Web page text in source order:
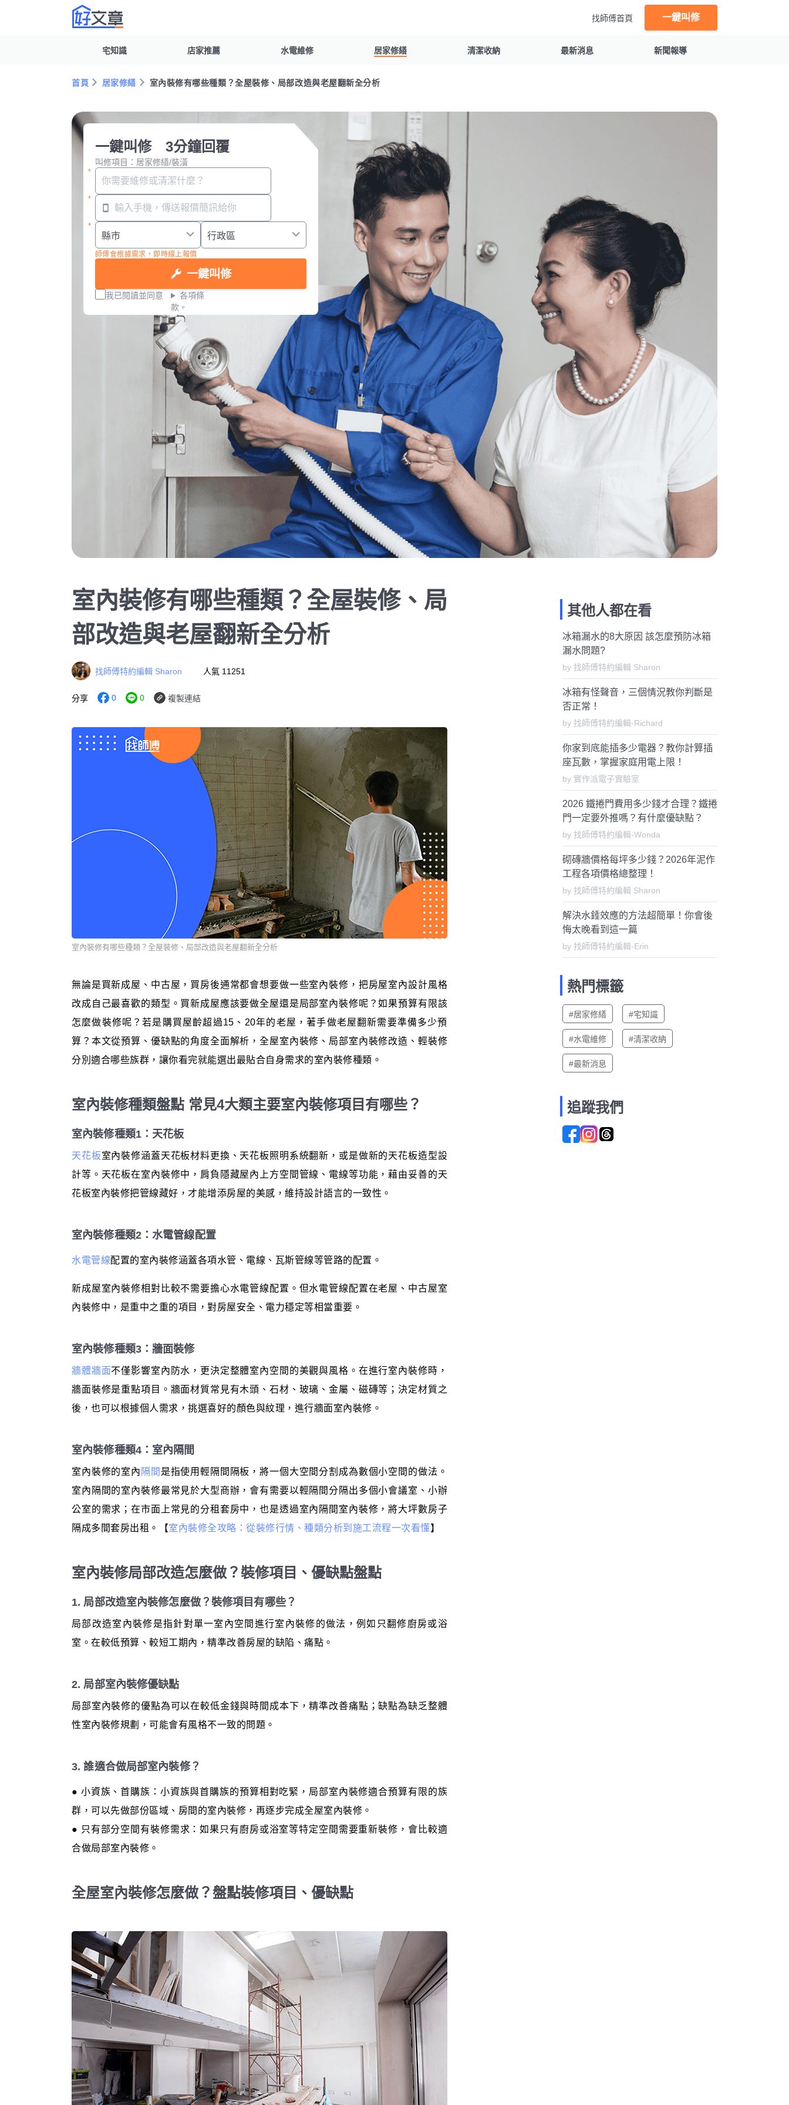
找師傅首頁 一鍵叫修
宅知識 店家推薦 水電維修 居家修繕 清潔收納 最新消息 新聞報導
首頁 居家修繕 室內裝修有哪些種類？全屋裝修、局部改造與老屋翻新全分析
一鍵叫修 3分鐘回覆
叫修項目：居家修繕/裝潢
師傅會根據需求，即時線上報價
一鍵叫修
我已閱讀並同意
各項條
款。
室內裝修有哪些種類？全屋裝修、局
部改造與老屋翻新全分析
找師傅特約編輯 Sharon 人氣 11251
分享 0 0 複製連結
室內裝修有哪些種類？全屋裝修、局部改造與老屋翻新全分析
無論是買新成屋、中古屋，買房後通常都會想要做一些室內裝修，把房屋室內設計風格
改成自己最喜歡的類型。買新成屋應該要做全屋還是局部室內裝修呢？如果預算有限該
怎麼做裝修呢？若是購買屋齡超過15、20年的老屋，著手做老屋翻新需要準備多少預
算？本文從預算、優缺點的角度全面解析，全屋室內裝修、局部室內裝修改造、輕裝修
分別適合哪些族群，讓你看完就能選出最貼合自身需求的室內裝修種類。
室內裝修種類盤點 常見4大類主要室內裝修項目有哪些？
室內裝修種類1：天花板
天花板室內裝修涵蓋天花板材料更換、天花板照明系統翻新，或是做新的天花板造型設
計等。天花板在室內裝修中，肩負隱藏屋內上方空間管線、電線等功能，藉由妥善的天
花板室內裝修把管線藏好，才能增添房屋的美感，維持設計語言的一致性。
室內裝修種類2：水電管線配置
水電管線配置的室內裝修涵蓋各項水管、電線、瓦斯管線等管路的配置。
新成屋室內裝修相對比較不需要擔心水電管線配置。但水電管線配置在老屋、中古屋室
內裝修中，是重中之重的項目，對房屋安全、電力穩定等相當重要。
室內裝修種類3：牆面裝修
牆體牆面不僅影響室內防水，更決定整體室內空間的美觀與風格。在進行室內裝修時，
牆面裝修是重點項目。牆面材質常見有木頭、石材、玻璃、金屬、磁磚等；決定材質之
後，也可以根據個人需求，挑選喜好的顏色與紋理，進行牆面室內裝修。
室內裝修種類4：室內隔間
室內裝修的室內 隔間 是指使用輕隔間隔板，將一個大空間分割成為數個小空間的做法。
室內隔間的室內裝修最常見於大型商辦，會有需要以輕隔間分隔出多個小會議室、小辦
公室的需求；在市面上常見的分租套房中，也是透過室內隔間室內裝修，將大坪數房子
隔成多間套房出租。【室內裝修全攻略：從裝修行情、種類分析到施工流程一次看懂】
室內裝修局部改造怎麼做？裝修項目、優缺點盤點
1. 局部改造室內裝修怎麼做？裝修項目有哪些？
局部改造室內裝修是指針對單一室內空間進行室內裝修的做法，例如只翻修廚房或浴
室。在較低預算、較短工期內，精準改善房屋的缺陷、痛點。
2. 局部室內裝修優缺點
局部室內裝修的優點為可以在較低金錢與時間成本下，精準改善痛點；缺點為缺乏整體
性室內裝修規劃，可能會有風格不一致的問題。
3. 誰適合做局部室內裝修？
● 小資族、首購族：小資族與首購族的預算相對吃緊，局部室內裝修適合預算有限的族
群，可以先做部份區域、房間的室內裝修，再逐步完成全屋室內裝修。
● 只有部分空間有裝修需求：如果只有廚房或浴室等特定空間需要重新裝修，會比較適
合做局部室內裝修。
全屋室內裝修怎麼做？盤點裝修項目、優缺點
其他人都在看
冰箱漏水的8大原因 該怎麼預防冰箱
漏水問題?
by 找師傅特約編輯 Sharon
冰箱有怪聲音，三個情況教你判斷是
否正常！
by 找師傅特約編輯-Richard
你家到底能插多少電器？教你計算插
座瓦數，掌握家庭用電上限！
by 實作派電子實驗室
2026 鐵捲門費用多少錢才合理？鐵捲
門一定要外推嗎？有什麼優缺點？
by 找師傅特約編輯-Wonda
砌磚牆價格每坪多少錢？2026年泥作
工程各項價格總整理！
by 找師傅特約編輯 Sharon
解決水錘效應的方法超簡單！你會後
悔太晚看到這一篇
by 找師傅特約編輯-Erin
熱門標籤
#居家修繕 #宅知識
#水電維修 #清潔收納
#最新消息
追蹤我們